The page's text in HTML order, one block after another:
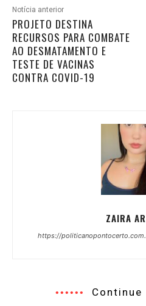
Notícia anterior
PROJETO DESTINA
RECURSOS PARA COMBATE
AO DESMATAMENTO E
TESTE DE VACINAS
CONTRA COVID-19
ZAIRA
https://
Continue